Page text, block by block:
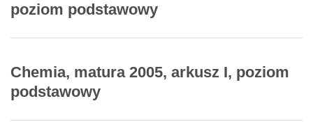
poziom podstawowy
Chemia, matura 2005, arkusz I, poziom
podstawowy